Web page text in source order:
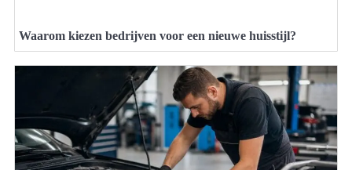
Waarom kiezen bedrijven voor een nieuwe huisstijl?